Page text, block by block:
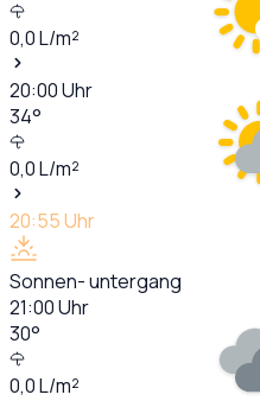
0,0L/m²
20:00Uhr
34°
0,0L/m²
20:55Uhr
Sonnen- untergang
21:00Uhr
30°
0,0L/m²